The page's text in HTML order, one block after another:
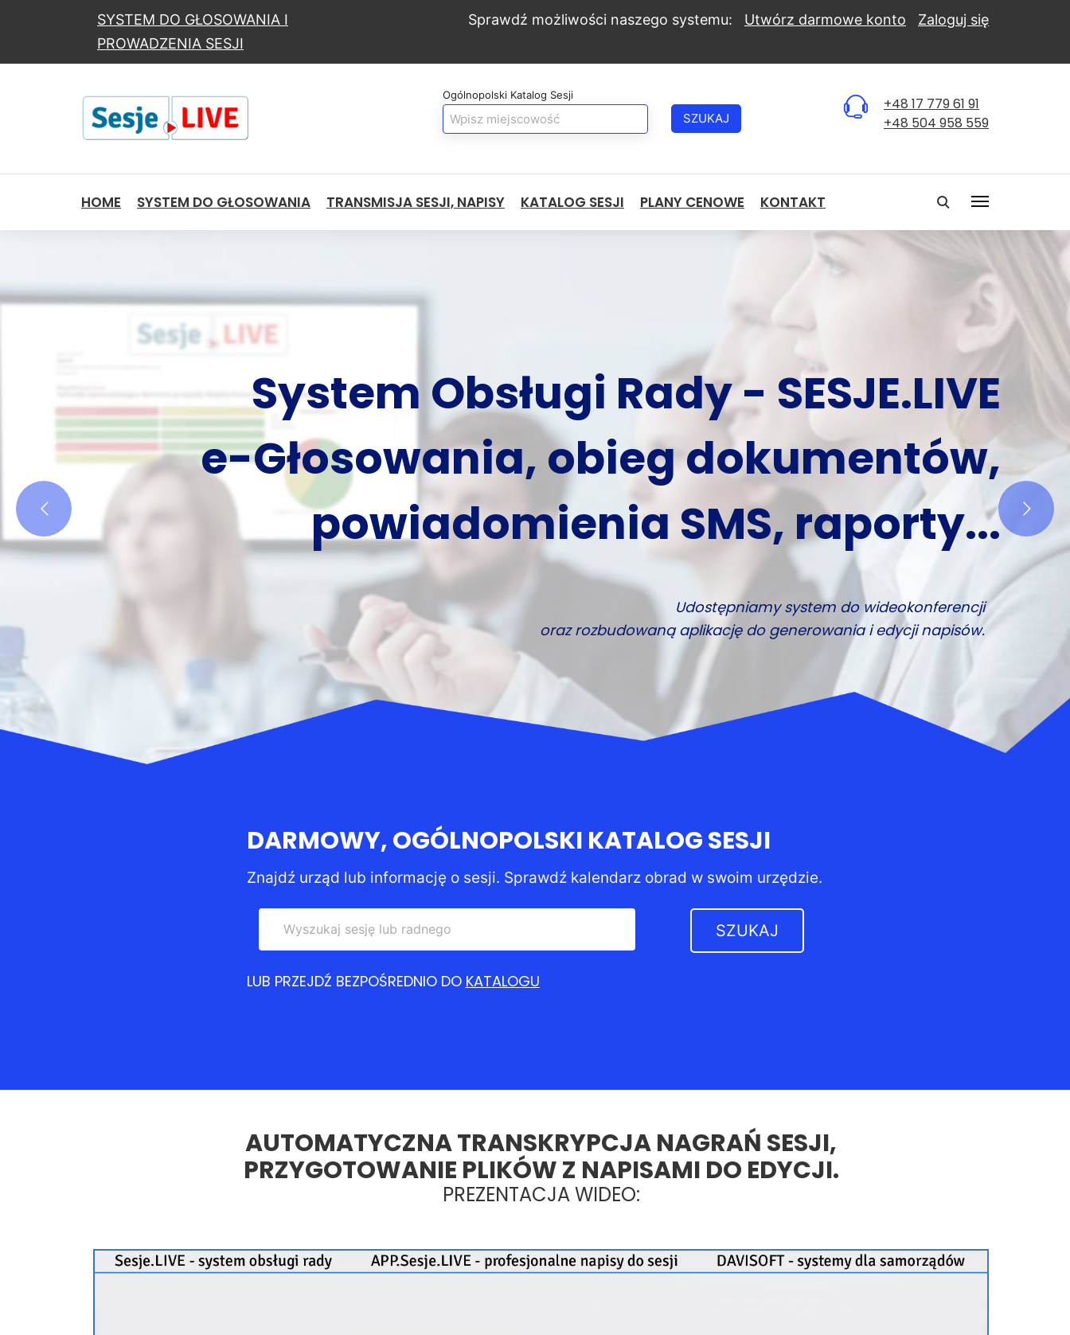
SYSTEM DO GŁOSOWANIA I
PROWADZENIA SESJI
Sprawdź możliwości naszego systemu: Utwórz darmowe konto Zaloguj się
Ogólnopolski Katalog Sesji
SZUKAJ
+48 17 779 61 91
+48 504 958 559
HOME SYSTEM DO GŁOSOWANIA TRANSMISJA SESJI, NAPISY KATALOG SESJI PLANY CENOWE KONTAKT
Transmisja, archiwizacja,
dyskusja, anonimizacja, napisy...
cały komplet w jednej cenie!
Wystarczy się zalogować aby rozpocząć głosowanie. Łatwiej już nie można.
DARMOWY, OGÓLNOPOLSKI KATALOG SESJI
Znajdź urząd lub informację o sesji. Sprawdź kalendarz obrad w swoim urzędzie.
SZUKAJ
LUB PRZEJDŹ BEZPOŚREDNIO DO KATALOGU
AUTOMATYCZNA TRANSKRYPCJA NAGRAŃ SESJI,
PRZYGOTOWANIE PLIKÓW Z NAPISAMI DO EDYCJI.
PREZENTACJA WIDEO: